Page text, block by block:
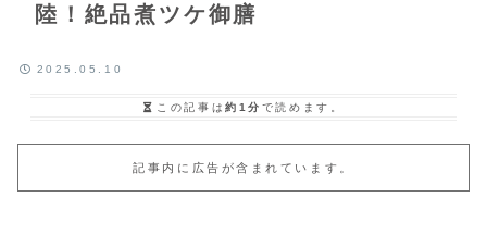
陸！絶品煮ツケ御膳
2025.05.10
この記事は約1分 で読めます。
記事内に広告が含まれています。